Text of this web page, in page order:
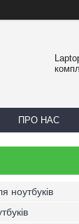
ПРО НАС
ноутбуків